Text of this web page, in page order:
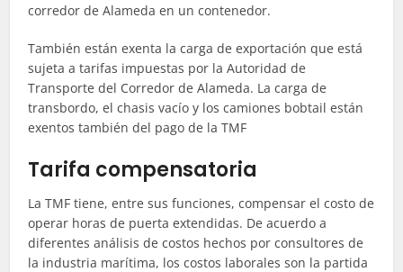
corredor de Alameda en un contenedor.
También están exenta la carga de exportación que está
sujeta a tarifas impuestas por la Autoridad de
Transporte del Corredor de Alameda. La carga de
transbordo, el chasis vacío y los camiones bobtail están
exentos también del pago de la TMF
Tarifa compensatoria
La TMF tiene, entre sus funciones, compensar el costo de
operar horas de puerta extendidas. De acuerdo a
diferentes análisis de costos hechos por consultores de
la industria marítima, los costos laborales son la partida